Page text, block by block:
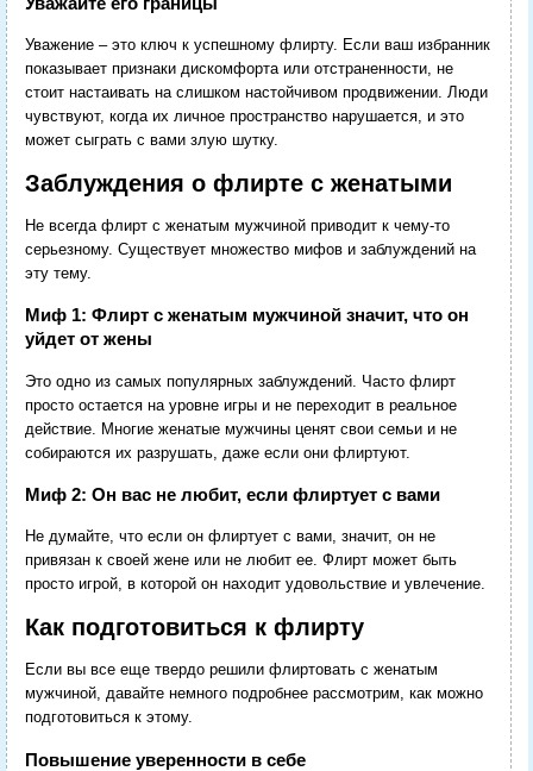
Уважение – это ключ к успешному флирту. Если ваш избранник
показывает признаки дискомфорта или отстраненности, не
стоит настаивать на слишком настойчивом продвижении. Люди
чувствуют, когда их личное пространство нарушается, и это
может сыграть с вами злую шутку.
Заблуждения о флирте с женатыми
Не всегда флирт с женатым мужчиной приводит к чему-то
серьезному. Существует множество мифов и заблуждений на
эту тему.
Миф 1: Флирт с женатым мужчиной значит, что он
уйдет от жены
Это одно из самых популярных заблуждений. Часто флирт
просто остается на уровне игры и не переходит в реальное
действие. Многие женатые мужчины ценят свои семьи и не
собираются их разрушать, даже если они флиртуют.
Миф 2: Он вас не любит, если флиртует с вами
Не думайте, что если он флиртует с вами, значит, он не
привязан к своей жене или не любит ее. Флирт может быть
просто игрой, в которой он находит удовольствие и увлечение.
Как подготовиться к флирту
Если вы все еще твердо решили флиртовать с женатым
мужчиной, давайте немного подробнее рассмотрим, как можно
подготовиться к этому.
Повышение уверенности в себе